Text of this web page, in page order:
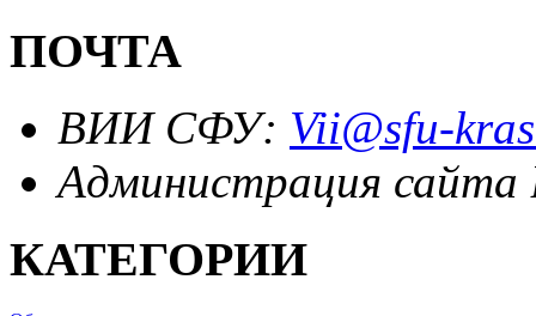
ПОЧТА
ВИИ СФУ: Vii@sfu-
Администрация
КАТЕГОРИИ